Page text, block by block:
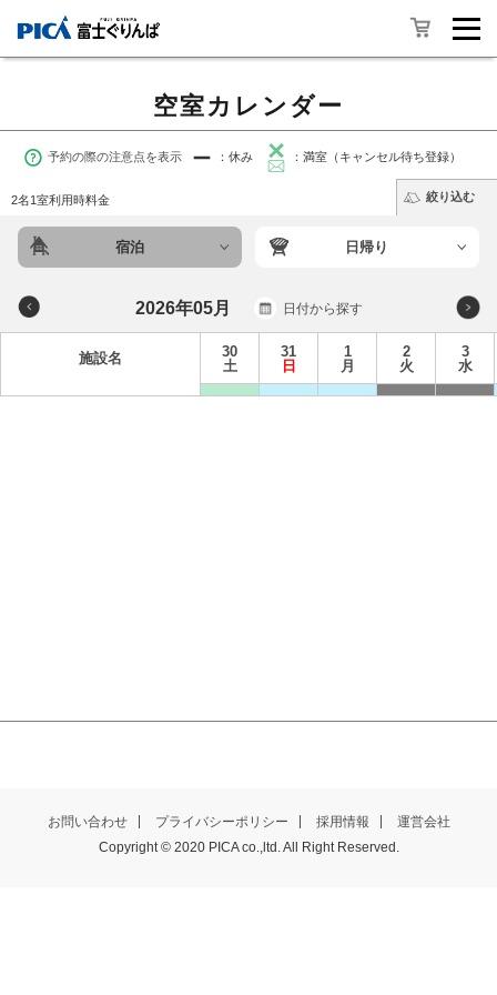
空室カレンダー
宿泊 日帰り
予約の際の注意点を表示 ：休み ：満室（キャンセル待ち登録）
2名1室利用時料金 絞り込む
2026年05月 日付から探す
施設名
30
土
31
日
1
月
2
火
3
水
お問い合わせ プライバシーポリシー 採用情報 運営会社
Copyright © 2020 PICA co.,ltd. All Right Reserved.